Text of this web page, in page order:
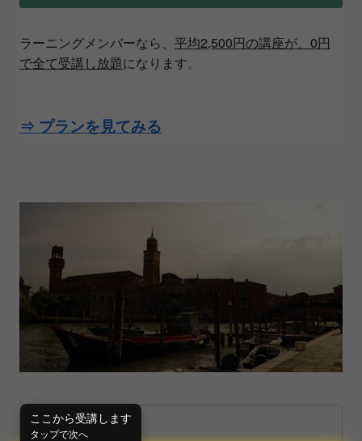
ラーニングメンバーなら、 平均2,500円の講座が、0円
で全て受講し放題になります。
⇒ プランを見てみる
980
ここから受講します
タップで次へ